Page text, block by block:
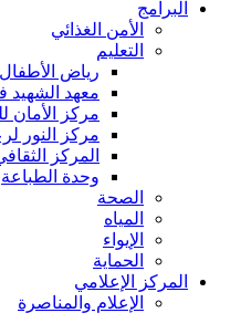
البرامج
الأمن الغذائي
التعليم
رياض الأطفال
معهد الشهيد
مركز الأمان
مركز النور
المركز
وحدة الطباعة
الصحة
المياه
الإيواء
الحماية
المركز الإعلامي
الإعلام والمناصرة